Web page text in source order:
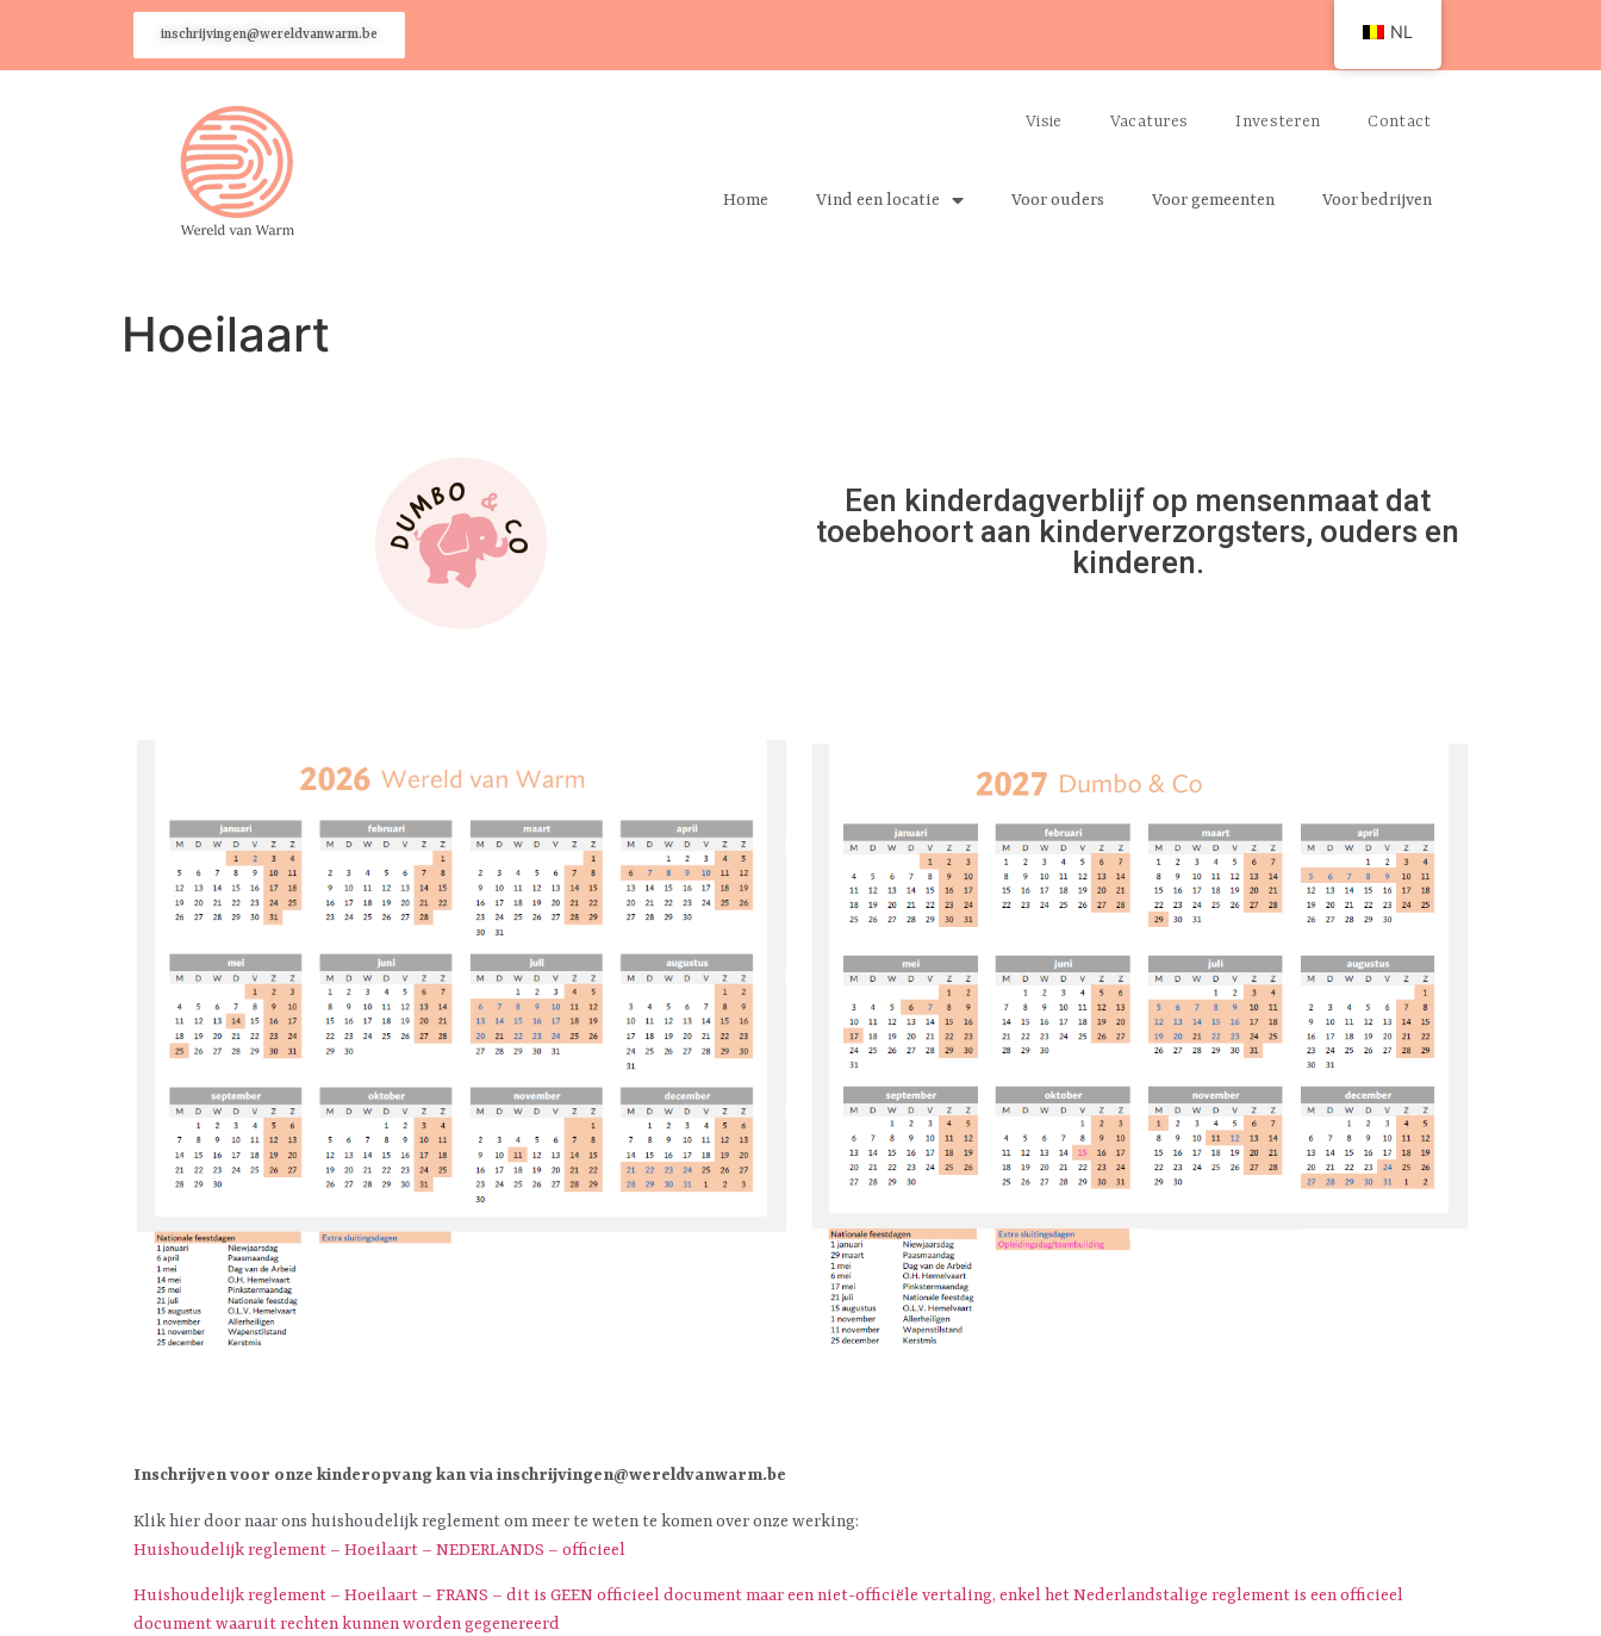
inschrijvingen@wereldvanwarm.be
Visie Vacatures Investeren Contact
Home Vind een locatie Voor ouders Voor gemeenten Voor bedrijven
Hoeilaart
Een kinderdagverblijf op mensenmaat dat
toebehoort aan kinderverzorgsters, ouders en
kinderen.
Inschrijven voor onze kinderopvang kan via inschrijvingen@wereldvanwarm.be
Klik hier door naar ons huishoudelijk reglement om meer te weten te komen over onze werking:
Huishoudelijk reglement – Hoeilaart – NEDERLANDS – officieel
Huishoudelijk reglement – Hoeilaart – FRANS – dit is GEEN officieel document maar een niet-officiële vertaling, enkel het Nederlandstalige reglement is een officieel
document waaruit rechten kunnen worden gegenereerd
NL